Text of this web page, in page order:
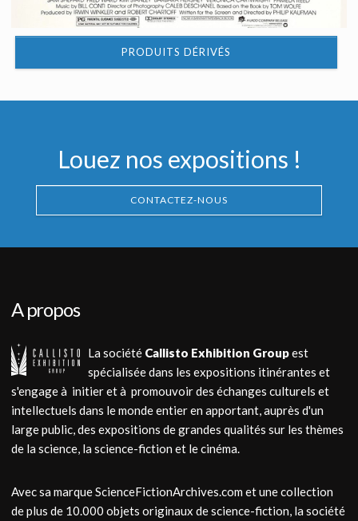
PRODUITS DÉRIVÉS
Louez nos expositions !
CONTACTEZ-NOUS
A propos
La société Callisto Exhibition Groupest
spécialisée dans les expositions itinérantes et
s'engage à initier et à promouvoir des échanges culturels et
intellectuels dans le monde entier en apportant, auprès d'un
large public, des expositions de grandes qualités sur les thèmes
de la science, la science-fiction et le cinéma.
Avec sa marque ScienceFictionArchives.com et une collection
de plus de 10.000 objets originaux de science-fiction, la société